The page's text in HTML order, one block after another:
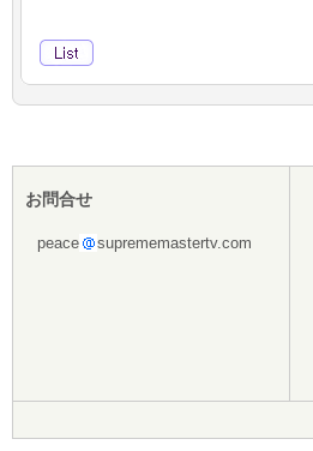
お問合せ
peace suprememastertv.com